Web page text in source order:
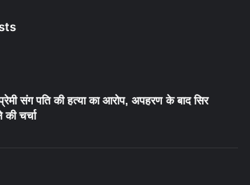
संग पति की हत्या का आरोप, अपहरण के बाद सिर
चर्चा